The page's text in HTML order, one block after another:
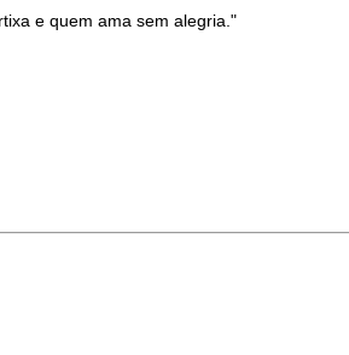
e quem ama sem alegria."